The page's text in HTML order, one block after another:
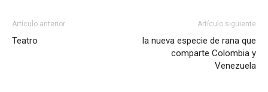
Artículo anterior
Teatro
Artículo siguiente
la nueva especie de rana que
comparte Colombia y
Venezuela